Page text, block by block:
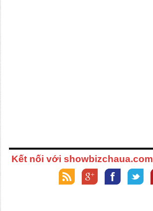
Kết nối với showbizchaua.com